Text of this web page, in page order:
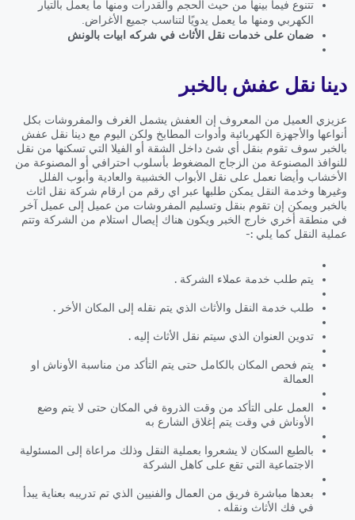
تتنوع فيما بينها من حيث الحجم والقدرات ومنها ما يعمل بالتيار
الكهربي ومنها ما يعمل يدويًا لتناسب جميع الأغراض.
ضمان على خدمات نقل الأثاث في شركه ابيات بالونش
دينا نقل عفش بالخبر
عزيزي العميل من المعروف إن العفش يشمل الغرف والمفروشات بكل
أنواعها والأجهزة الكهربائية وأدوات المطابخ ولكن اليوم مع دينا نقل عفش
بالخبر سوف تقوم بنقل أي شئ داخل الشقة أو الفيلا التي تسكنها من نقل
للنوافذ المصنوعة من الزجاج المضغوط بأسلوب احترافي أو المصنوعة من
الأخشاب وأيضا نعمل على نقل الأبواب الخشبية والعادية وأبوب الفلل
وغيرها وخدمة النقل يمكن طلبها عبر اي رقم من ارقام شركة نقل اثاث
بالخبر ويمكن إن تقوم بنقل وتسليم المفروشات من عميل إلى عميل آخر
في منطقة أخري خارج الخبر ويكون هناك إيصال استلام من الشركة وتتم
عملية النقل كما يلي :-
يتم طلب خدمة عملاء الشركة .
طلب خدمة النقل والأثاث الذي يتم نقله إلى المكان الأخر .
تدوين العنوان الذي سيتم نقل الأثاث إليه .
يتم فحص المكان بالكامل حتى يتم التأكد من مناسبة الأوناش او
العمالة
العمل على التأكد من وقت الذروة في المكان حتى لا يتم وضع
الأوناش في وقت يتم إغلاق الشارع به
بالطبع السكان لا يشعروا بعملية النقل وذلك مراعاة إلى المسئولية
الاجتماعية التي تقع على كاهل الشركة
بعدها مباشرة فريق من العمال والفنيين الذي تم تدريبه بعناية يبدأ
في فك الأثاث ونقله .